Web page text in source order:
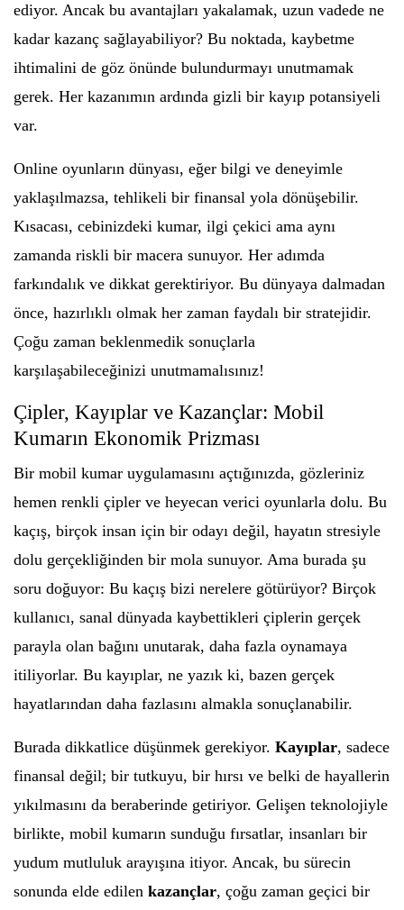
ediyor. Ancak bu avantajları yakalamak, uzun vadede ne
kadar kazanç sağlayabiliyor? Bu noktada, kaybetme
ihtimalini de göz önünde bulundurmayı unutmamak
gerek. Her kazanımın ardında gizli bir kayıp potansiyeli
var.
Online oyunların dünyası, eğer bilgi ve deneyimle
yaklaşılmazsa, tehlikeli bir finansal yola dönüşebilir.
Kısacası, cebinizdeki kumar, ilgi çekici ama aynı
zamanda riskli bir macera sunuyor. Her adımda
farkındalık ve dikkat gerektiriyor. Bu dünyaya dalmadan
önce, hazırlıklı olmak her zaman faydalı bir stratejidir.
Çoğu zaman beklenmedik sonuçlarla
karşılaşabileceğinizi unutmamalısınız!
Çipler, Kayıplar ve Kazançlar: Mobil
Kumarın Ekonomik Prizması
Bir mobil kumar uygulamasını açtığınızda, gözleriniz
hemen renkli çipler ve heyecan verici oyunlarla dolu. Bu
kaçış, birçok insan için bir odayı değil, hayatın stresiyle
dolu gerçekliğinden bir mola sunuyor. Ama burada şu
soru doğuyor: Bu kaçış bizi nerelere götürüyor? Birçok
kullanıcı, sanal dünyada kaybettikleri çiplerin gerçek
parayla olan bağını unutarak, daha fazla oynamaya
itiliyorlar. Bu kayıplar, ne yazık ki, bazen gerçek
hayatlarından daha fazlasını almakla sonuçlanabilir.
Burada dikkatlice düşünmek gerekiyor. Kayıplar, sadece
finansal değil; bir tutkuyu, bir hırsı ve belki de hayallerin
yıkılmasını da beraberinde getiriyor. Gelişen teknolojiyle
birlikte, mobil kumarın sunduğu fırsatlar, insanları bir
yudum mutluluk arayışına itiyor. Ancak, bu sürecin
sonunda elde edilen kazançlar, çoğu zaman geçici bir